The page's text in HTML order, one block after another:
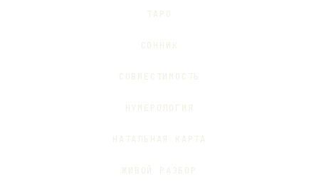
ТАРО
СОННИК
СОВМЕСТИМОСТЬ
НУМЕРОЛОГИЯ
НАТАЛЬНАЯ КАРТА
ЖИВОЙ РАЗБОР